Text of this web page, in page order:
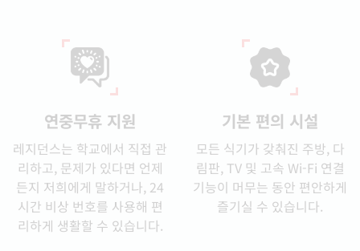
연중무휴 지원
레지던스는 학교에서 직접 관
리하고, 문제가 있다면 언제
든지 저희에게 말하거나, 24
시간 비상 번호를 사용해 편
리하게 생활할 수 있습니다.
기본 편의 시설
모든 식기가 갖춰진 주방, 다
림판, TV 및 고속 Wi-Fi 연결
기능이 머무는 동안 편안하게
즐기실 수 있습니다.